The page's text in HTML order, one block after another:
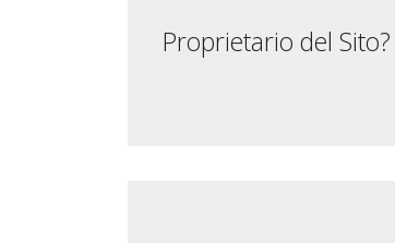
Proprietario del Sito?